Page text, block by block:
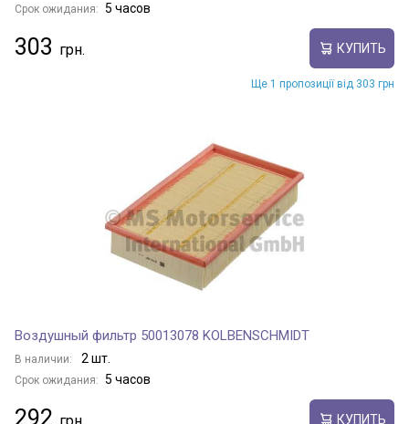
Срок ожидания: 5 часов
303 КУПИТЬ
Ще 1 пропозиції від 303 грн
Воздушный фильтр 50013078 KOLBENSCHMIDT
В наличии: 2 шт.
Срок ожидания: 5 часов
292 КУПИТЬ